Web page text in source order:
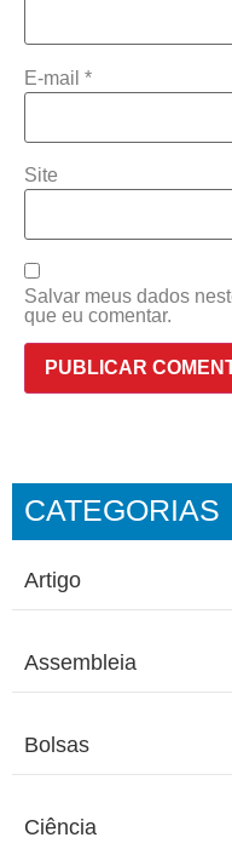
E-mail *
Site
Salvar meus dados
que eu comentar.
CATEGORIAS
Artigo
Assembleia
Bolsas
Ciência